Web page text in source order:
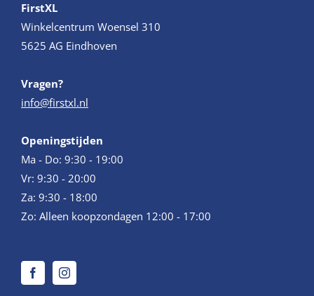
FirstXL
Winkelcentrum Woensel 310
5625 AG Eindhoven
Vragen?
info@firstxl.nl
Openingstijden
Ma - Do: 9:30 - 19:00
Vr: 9:30 - 20:00
Za: 9:30 - 18:00
Zo: Alleen koopzondagen 12:00 - 17:00